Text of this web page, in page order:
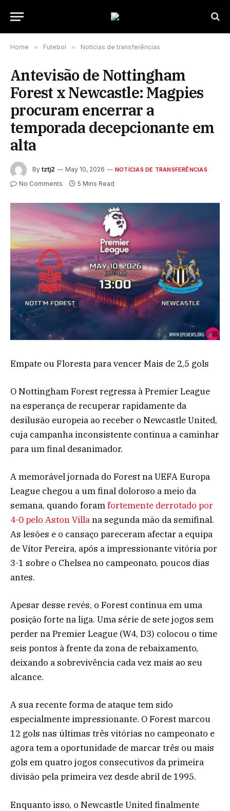
Home » Futebol » Notícias de transferências
Antevisão de Nottingham
Forest x Newcastle: Magpies
procuram encerrar a
temporada decepcionante em
alta
By tztj2 May 10, 2026 NOTÍCIAS DE TRANSFERÊNCIAS
No Comments 5 Mins Read
Empate ou Floresta para vencer Mais de 2,5 gols
O Nottingham Forest regressa à Premier League
na esperança de recuperar rapidamente da
desilusão europeia ao receber o Newcastle United,
cuja campanha inconsistente continua a caminhar
para um final desanimador.
A memorável jornada do Forest na UEFA Europa
League chegou a um final doloroso a meio da
semana, quando foramfortemente derrotado por
4-0 pelo Aston Villana segunda mão da semifinal.
As lesões e o cansaço pareceram afectar a equipa
de Vítor Pereira, após a impressionante vitória por
3-1 sobre o Chelsea no campeonato, poucos dias
antes.
Apesar desse revés, o Forest continua em uma
posição forte na liga. Uma série de sete jogos sem
perder na Premier League (W4, D3) colocou o time
seis pontos à frente da zona de rebaixamento,
deixando a sobrevivência cada vez mais ao seu
alcance.
A sua recente forma de ataque tem sido
especialmente impressionante. O Forest marcou
12 gols nas últimas três vitórias no campeonato e
agora tem a oportunidade de marcar três ou mais
gols em quatro jogos consecutivos da primeira
divisão pela primeira vez desde abril de 1995.
Enquanto isso, o Newcastle United finalmente